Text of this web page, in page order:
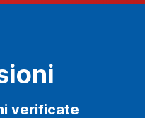
verificate